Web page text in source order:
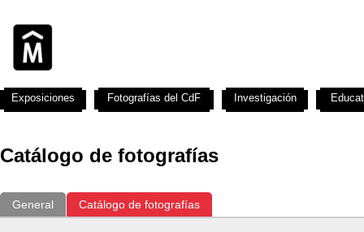
Catálogo de fotografías
General Catálogo de fotografías
Exposiciones Fotografías del CdF Investigación